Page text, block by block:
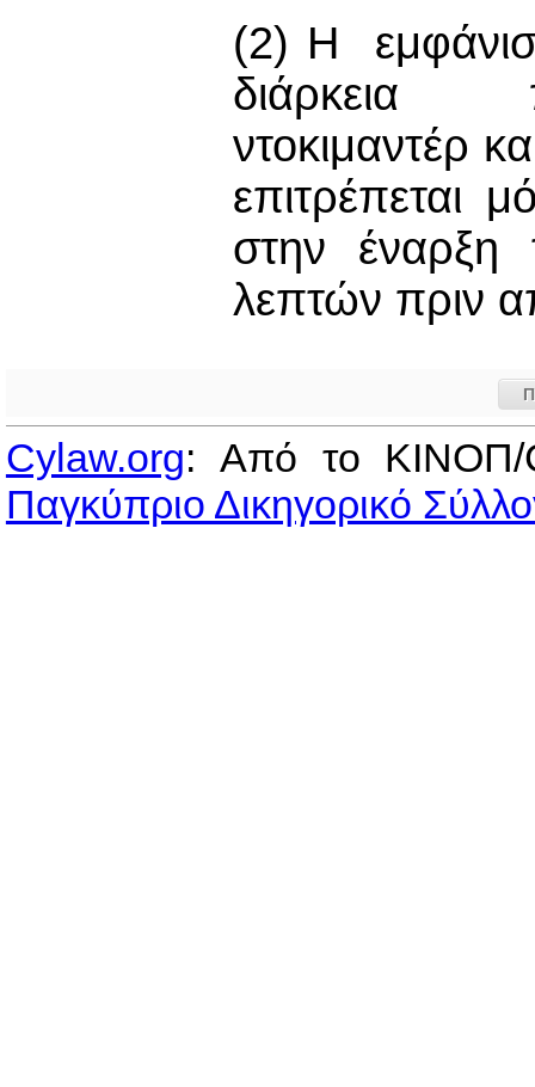
(2) Η
διάρκεια
ντοκιμαντέρ
επιτρέπεται
στην έναρξη
λεπτών πριν
Cylaw.org: Από το
Παγκύπριο Δικηγορικό